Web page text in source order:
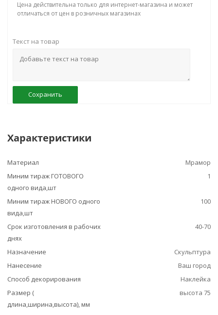
Цена действительна только для интернет-магазина и может
отличаться от цен в розничных магазинах
Текст на товар
Сохранить
Характеристики
Материал
Мрамор
Миним тираж ГОТОВОГО
одного вида,шт
1
Миним тираж НОВОГО одного
вида,шт
100
Срок изготовления в рабочих
днях
40-70
Назначение
Скульптура
Нанесение
Ваш город
Способ декорирования
Наклейка
Размер (
длина,ширина,высота), мм
высота 75